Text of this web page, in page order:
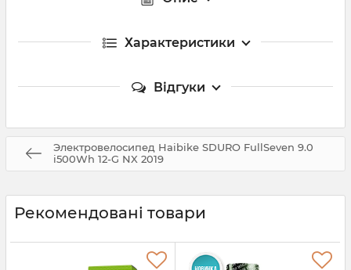
Характеристики
Відгуки
Электровелосипед Haibike SDURO FullSeven 9.0
i500Wh 12-G NX 2019
Рекомендовані товари